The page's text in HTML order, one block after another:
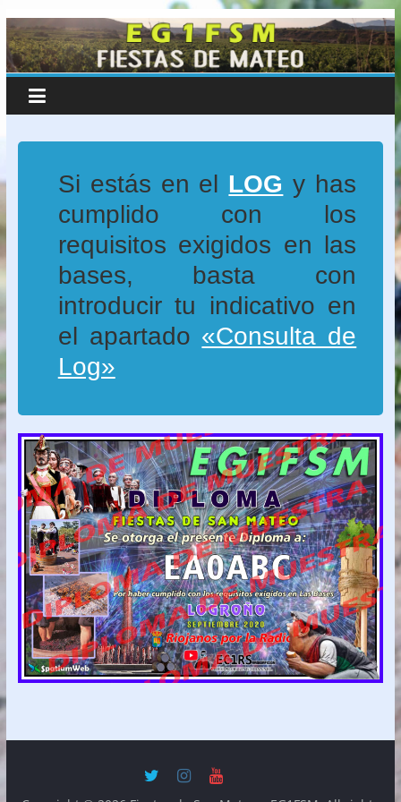
Saltar
al
contenido
Fiestas
de
San
Mateo
EG1FSM
Riojanos
Si estás en el LOG y has
cumplido con los
requisitos exigidos en las
bases, basta con
introducir tu indicativo en
el apartado «Consulta de
Log»